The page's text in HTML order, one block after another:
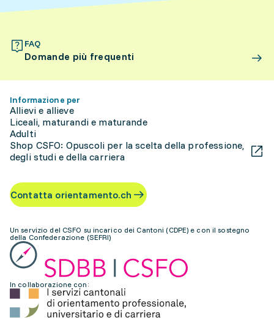
FAQ
Domande più frequenti
Informazione per
Allievi e allieve
Liceali, maturandi e maturande
Adulti
Shop CSFO: Opuscoli per la scelta della professione,
degli studi e della carriera
Contatta orientamento.ch
Un servizio del CSFO su incarico dei Cantoni (CDPE) e con il sostegno
della Confederazione (SEFRI)
In collaborazione con: